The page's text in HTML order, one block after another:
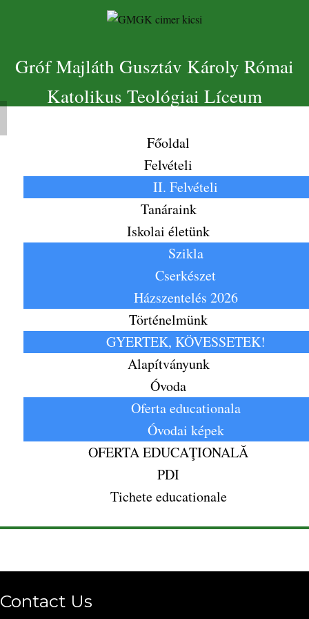
Gróf Majláth Gusztáv Károly Római
Katolikus Teológiai Líceum
Főoldal
Felvételi
II. Felvételi
Tanáraink
Iskolai életünk
Szikla
Cserkészet
Házszentelés 2026
Történelmünk
GYERTEK, KÖVESSETEK!
Alapítványunk
Óvoda
Oferta educationala
Óvodai képek
OFERTA EDUCAŢIONALĂ
PDI
Tichete educationale
Contact Us